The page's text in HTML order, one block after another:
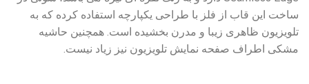
ساخت این قاب از فلز با طراحی یکپارچه استفاده کرده که به
تلویزیون ظاهری زیبا و مدرن بخشیده است. همچنین حاشیه
مشکی اطراف صفحه نمایش تلویزیون نیز زیاد نیست.